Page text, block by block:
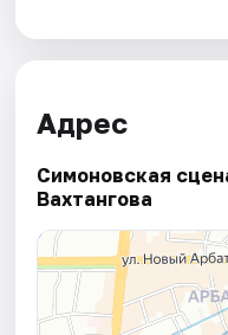
Адрес
Симоновская
Вахтангова